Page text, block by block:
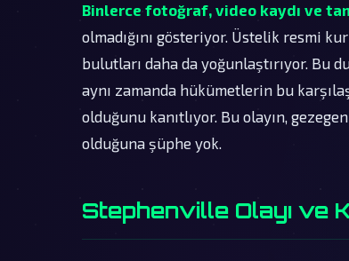
Binlerce fotoğraf, video kaydı ve
olmadığını gösteriyor. Üstelik resmi
bulutları daha da yoğunlaştırıyor. Bu
aynı zamanda hükümetlerin bu
olduğunu kanıtlıyor. Bu olayın,
olduğuna şüphe yok.
Stephenville Olayı ve